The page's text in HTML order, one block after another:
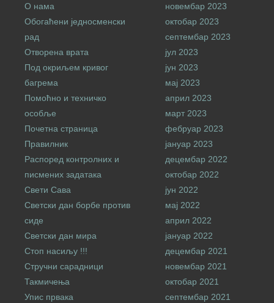
О нама
Обогаћени једносменски
рад
Отворена врата
Под окриљем кривог
багрема
Помоћно и техничко
особље
Почетна страница
Правилник
Распоред контролних и
писмених задатака
Свети Сава
Светски дан борбе против
сиде
Светски дан мира
Стоп насиљу !!!
Стручни сарадници
Такмичења
Упис првака
новембар 2023
октобар 2023
септембар 2023
јул 2023
јун 2023
мај 2023
април 2023
март 2023
фебруар 2023
јануар 2023
децембар 2022
октобар 2022
јун 2022
мај 2022
април 2022
јануар 2022
децембар 2021
новембар 2021
октобар 2021
септембар 2021